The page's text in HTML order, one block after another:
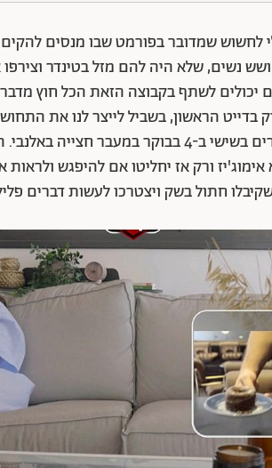
שמדובר בפורמט שבו מנסים להקים
גברים ושש נשים, שלא היה להם מזל בטינדר
יכולים לשתף בקבוצה הזאת הכל חוץ
בדייט הראשון, בשביל לייצר לנו את
נשמות, ולא בהתאהבות של שיכורים בשישי ב-4
ורק אז יחליטו אם להיפגש
חתול בשק ויצטרכו לעשות דברים